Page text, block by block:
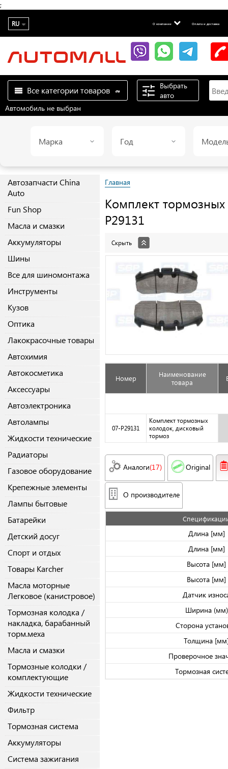
;
RU О компании Оплата и доставка
Все категории товаров
Выбрать
авто
Автомобиль не выбран
Марка Год
Автозапчасти China
Auto
Fun Shop
Масла и смазки
Аккумуляторы
Шины
Все для шиномонтажа
Инструменты
Кузов
Оптика
Лакокрасочные товары
Автохимия
Автокосметика
Аксессуары
Автоэлектроника
Автолампы
Жидкости технические
Радиаторы
Газовое оборудование
Крепежные элементы
Лампы бытовые
Батарейки
Детский досуг
Спорт и отдых
Товары Karcher
Масла моторные
Легковое (канистровое)
Тормозная колодка /
накладка, барабанный
торм.меха
Масла и смазки
Тормозные колодки /
комплектующие
Жидкости технические
Фильтр
Тормозная система
Аккумуляторы
Система зажигания
Главная
Комплект
P29131
Скрыть
Номер
Наименование
товара
07-P29131
Комплект тормозных
колодок, дисковый
тормоз
Аналоги(17) Original
О производителе
Длина [мм]
Длина [мм]
Высота [мм]
Высота [мм]
Датчик
Ширина (мм)
Сторона
Толщина
Проверочное
Тормозная